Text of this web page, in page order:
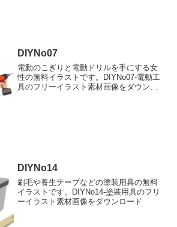
DIYNo07
電動のこぎりと電動ドリルを手にする女
性の無料イラストです。DIYNo07-電動工
具のフリーイラスト素材画像をダウンロ
DIYNo14
刷毛や養生テープなどの塗装用具の無料
イラストです。DIYNo14-塗装用具のフリ
ーイラスト素材画像をダウンロード